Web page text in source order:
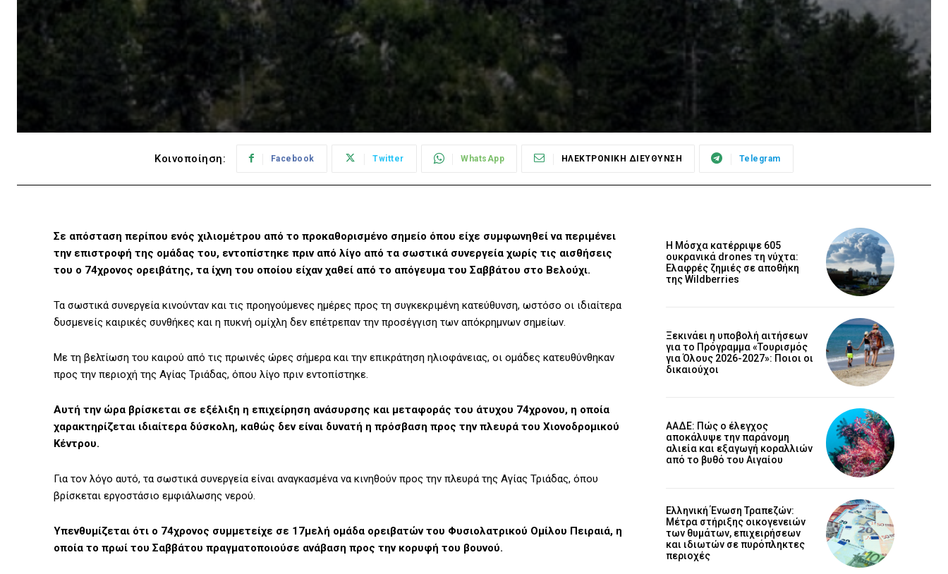
Κοινοποίηση: Facebook Twitter WhatsApp ΗΛΕΚΤΡΟΝΙΚΗ ΔΙΕΥΘΥΝΣΗ Telegram
Σε απόσταση περίπου ενός χιλιομέτρου από το προκαθορισμένο σημείο όπου είχε συμφωνηθεί να περιμένει
την επιστροφή της ομάδας του, εντοπίστηκε πριν από λίγο από τα σωστικά συνεργεία χωρίς τις αισθήσεις
του ο 74χρονος ορειβάτης, τα ίχνη του οποίου είχαν χαθεί από το απόγευμα του Σαββάτου στο Βελούχι.
Τα σωστικά συνεργεία κινούνταν και τις προηγούμενες ημέρες προς τη συγκεκριμένη κατεύθυνση, ωστόσο οι ιδιαίτερα
δυσμενείς καιρικές συνθήκες και η πυκνή ομίχλη δεν επέτρεπαν την προσέγγιση των απόκρημνων σημείων.
Με τη βελτίωση του καιρού από τις πρωινές ώρες σήμερα και την επικράτηση ηλιοφάνειας, οι ομάδες κατευθύνθηκαν
προς την περιοχή της Αγίας Τριάδας, όπου λίγο πριν εντοπίστηκε.
Αυτή την ώρα βρίσκεται σε εξέλιξη η επιχείρηση ανάσυρσης και μεταφοράς του άτυχου 74χρονου, η οποία
χαρακτηρίζεται ιδιαίτερα δύσκολη, καθώς δεν είναι δυνατή η πρόσβαση προς την πλευρά του Χιονοδρομικού
Κέντρου.
Για τον λόγο αυτό, τα σωστικά συνεργεία είναι αναγκασμένα να κινηθούν προς την πλευρά της Αγίας Τριάδας, όπου
βρίσκεται εργοστάσιο εμφιάλωσης νερού.
Υπενθυμίζεται ότι ο 74χρονος συμμετείχε σε 17μελή ομάδα ορειβατών του Φυσιολατρικού Ομίλου Πειραιά, η
οποία το πρωί του Σαββάτου πραγματοποιούσε ανάβαση προς την κορυφή του βουνού.
Η Μόσχα κατέρριψε 605
ουκρανικά drones τη νύχτα:
Ελαφρές ζημιές σε αποθήκη
της Wildberries
Ξεκινάει η υποβολή αιτήσεων
για το Πρόγραμμα «Τουρισμός
για Όλους 2026-2027»: Ποιοι οι
δικαιούχοι
ΑΑΔΕ: Πώς ο έλεγχος
αποκάλυψε την παράνομη
αλιεία και εξαγωγή κοραλλιών
από το βυθό του Αιγαίου
Ελληνική Ένωση Τραπεζών:
Μέτρα στήριξης οικογενειών
των θυμάτων, επιχειρήσεων
και ιδιωτών σε πυρόπληκτες
περιοχές